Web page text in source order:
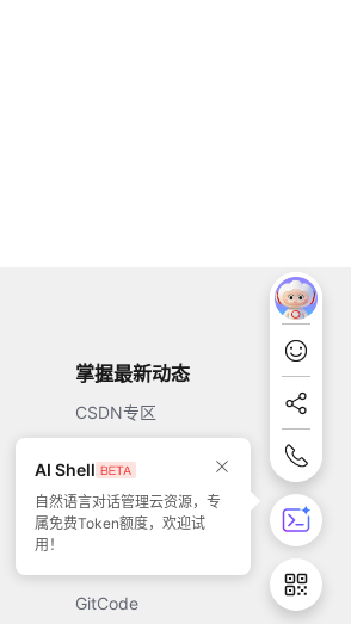
掌握最新动态
CSDN专区
51CTO
GitCode
AI Shell
自然语言对话管理云资源，专
属免费Token额度，欢迎试
用！